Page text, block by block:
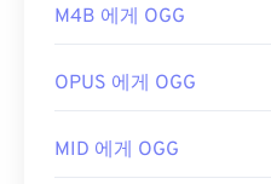
M4B 에게 OGG
OPUS 에게 OGG
MID 에게 OGG